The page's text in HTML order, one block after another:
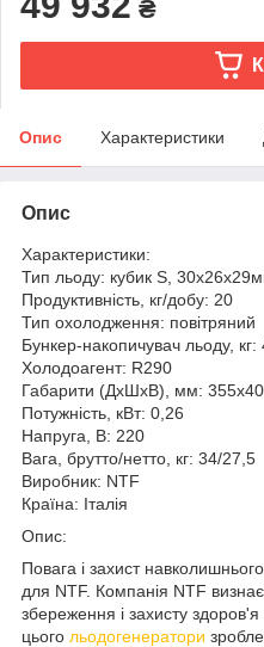
₴
Опис Характеристики
Опис
Характеристики:
Тип льоду: кубик S,
Продуктивність, кг/добу: 20
Тип охолодження: повітряний
Бункер-накопичувач льоду, кг:
Холодоагент: R290
Габарити (ДхШхВ), мм:
Потужність, кВт: 0,26
Напруга, В: 220
Вага, брутто/нетто, кг: 34/27,5
Виробник: NTF
Країна: Італія
Опис:
Повага і захист
для NTF. Компанія NTF
збереження і захисту
цього льодогенератори